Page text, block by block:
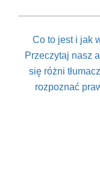
Co to jest i jak
Przeczytaj nasz
się różni
rozpoznać